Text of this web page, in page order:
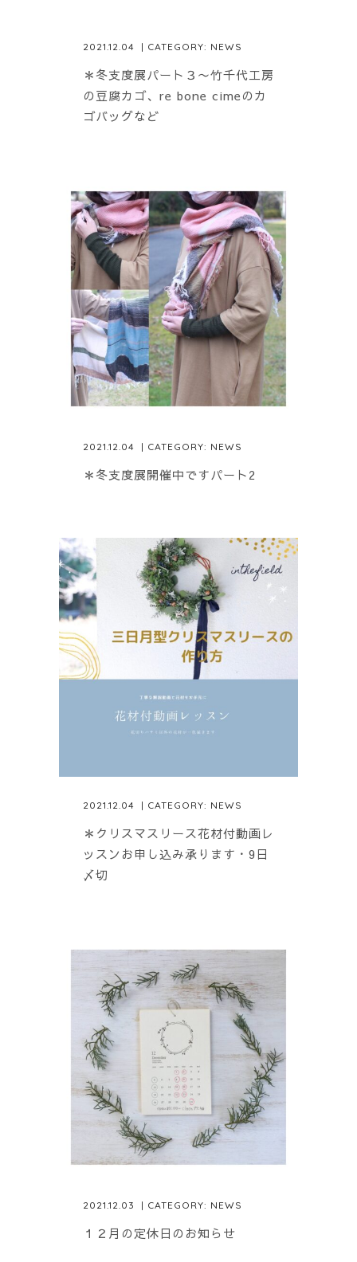
2021.12.04 | CATEGORY: NEWS
＊冬支度展パート３〜竹千代工房
の豆腐カゴ、re bone cimeのカ
ゴバッグなど
2021.12.04 | CATEGORY: NEWS
＊冬支度展開催中ですパート2
2021.12.04 | CATEGORY: NEWS
＊クリスマスリース花材付動画レ
ッスンお申し込み承ります・9日
〆切
2021.12.03 | CATEGORY: NEWS
１２月の定休日のお知らせ